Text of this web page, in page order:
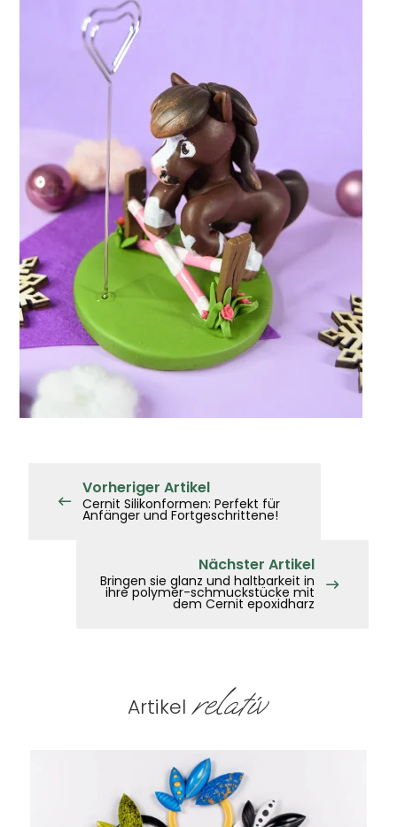
Vorheriger Artikel
Cernit Silikonformen: Perfekt für
Anfänger und Fortgeschrittene!
Nächster Artikel
Bringen sie glanz und haltbarkeit in
ihre polymer-schmuckstücke mit
dem Cernit epoxidharz
Artikel relativ